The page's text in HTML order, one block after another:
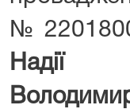
№
Надії